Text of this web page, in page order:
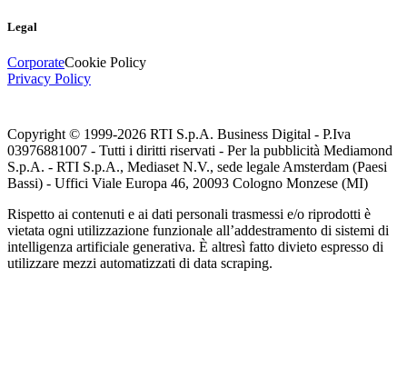
Legal
CorporateCookie Policy
Privacy Policy
Copyright © 1999-2026 RTI S.p.A. Business Digital - P.Iva
03976881007 - Tutti i diritti riservati - Per la pubblicità Mediamond
S.p.A. - RTI S.p.A., Mediaset N.V., sede legale Amsterdam (Paesi
Bassi) - Uffici Viale Europa 46, 20093 Cologno Monzese (MI)
Rispetto ai contenuti e ai dati personali trasmessi e/o riprodotti è
vietata ogni utilizzazione funzionale all’addestramento di sistemi di
intelligenza artificiale generativa. È altresì fatto divieto espresso di
utilizzare mezzi automatizzati di data scraping.